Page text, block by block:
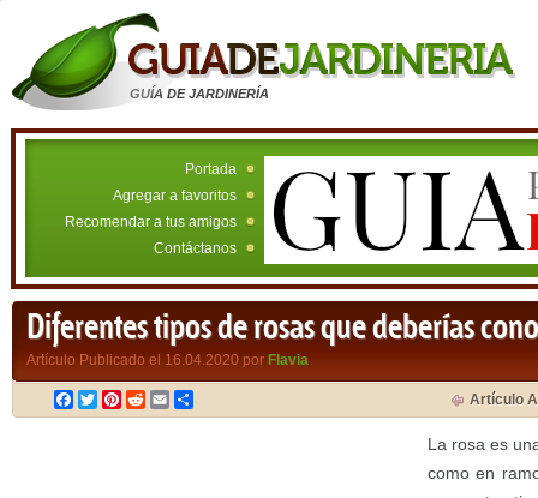
GUÍA DE JARDINERÍA
Portada
Agregar a favoritos
Recomendar a tus amigos
Contáctanos
Diferentes tipos de rosas que deberías
Artículo Publicado el 16.04.2020 por Flavia
Facebook
TwitterPinterest
RedditEmail Artículo
La rosa es
como en